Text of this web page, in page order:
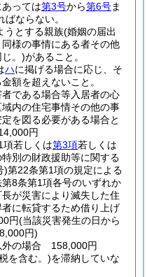
っては第3号から第6号ま
ならない。
うとする親族(婚姻の届出
様の事情にある者その他
。)があること。
ハに掲げる場合に応じ、そ
額を超えないこと。
である場合等入居者の心
内の住宅事情その他の事
を図る必要がある場合と
円
項若しくは第3項若しくは
別の財政援助等に関する
)第22条第1項の規定による
8条第1項各号のいずれか
が災害により滅失した住
に転貸するため借り上げ
円(当該災害発生の日から
円)
外の場合 158,000円
を含む。)を滞納していな